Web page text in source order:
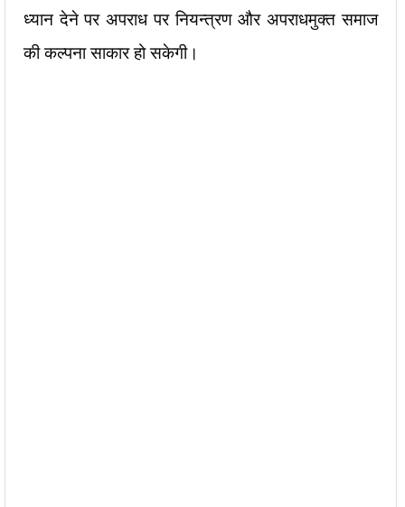
ध्यान देने पर अपराध पर नियन्त्रण और अपराधमुक्त समाज
की कल्पना साकार हो सकेगी।